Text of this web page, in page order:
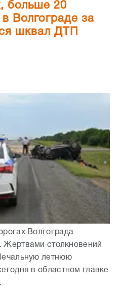
больше 20
Волгограде за
шквал ДТП
Волгограда
Жертвами столкновений
летнюю
в областном главке